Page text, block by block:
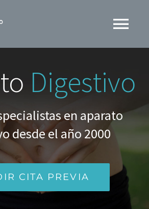
Digestivo
en aparato
desde el año 2000
CITA PREVIA